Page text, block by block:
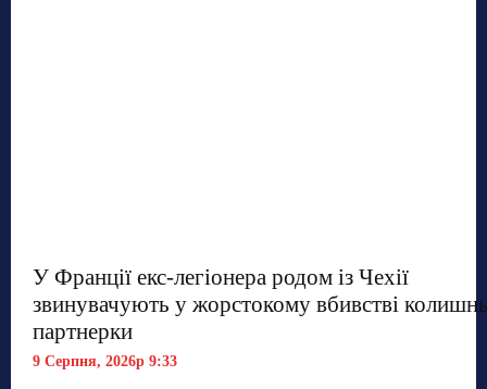
У Франції екс-легіонера родом із Чехії
звинувачують у жорстокому вбивстві
партнерки
9 Серпня, 2026р 9:33